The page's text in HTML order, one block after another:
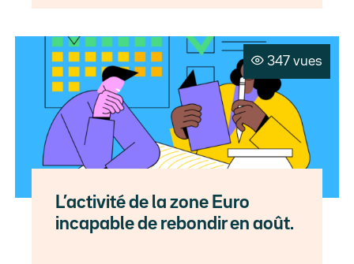
347 vues
L’activité de la zone Euro
incapable de rebondir en août.